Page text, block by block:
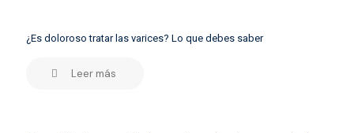
¿Es doloroso tratar las varices? Lo que debes saber
Leer más